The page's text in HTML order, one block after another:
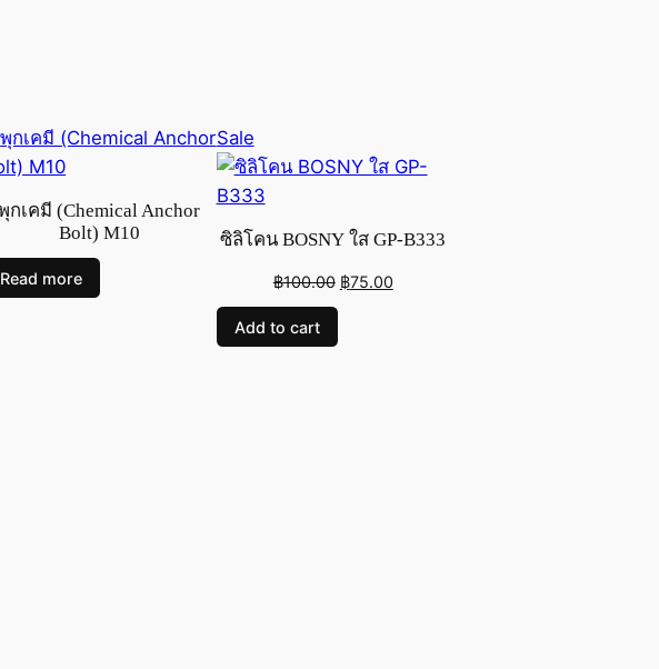
กเคมี (Chemical Anchor
Bolt) M10
Read more
SaleProduct
on
sale
ซิลิโคน BOSNY ใส GP-B333
฿100.00 Original
฿75.00Current
Add to cart